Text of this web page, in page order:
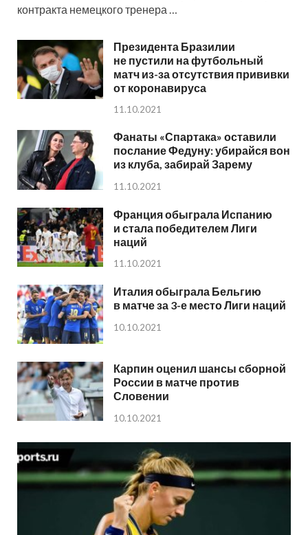
контракта немецкого тренера …
Президента Бразилии
не пустили на футбольный
матч из-за отсутствия прививки
от коронавируса
11.10.2021
Фанаты «Спартака» оставили
послание Федуну: убирайся вон
из клуба, забирай Зарему
11.10.2021
Франция обыграла Испанию
и стала победителем Лиги
наций
11.10.2021
Италия обыграла Бельгию
в матче за 3-е место Лиги наций
10.10.2021
Карпин оценил шансы сборной
России в матче против
Словении
10.10.2021